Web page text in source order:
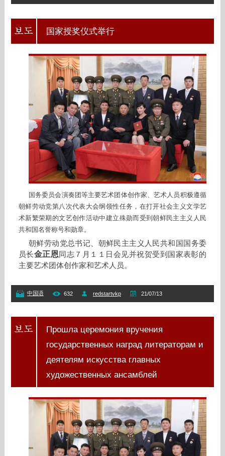
国家授奖仪式举行
国务委员会演奏团等主要艺术团体创作家、艺术人员积极遵循
朝鲜劳动党第八次代表大会纲领性任务，在打开社会主义文学艺
术新繁荣期的文艺创作活动中建立殊勋而受到朝鲜民主主义人民
共和国名誉称号和勋章。
朝鲜劳动党总书记、朝鲜民主主义人民共和国国务委
员长金正恩同志７月１１日会见并祝贺受到国家表彰的
主要艺术团体创作家和艺术人员。
中国语 632 redstartvkp 21/07/13
Прошла церемония вручения
государственных наград литераторам и
деятелям искусства главных
художественных ансамблей